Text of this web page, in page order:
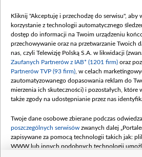
Procedura zgłoszeń
Kliknij "Akceptuję i przechodzę do serwisu", aby
korzystanie z technologii automatycznego
dostęp do informacji na Twoim urządzeniu
przechowywanie oraz na przetwarzanie Twoich
nas, czyli Telewizję Polską S.A. w likwidacji
Zaufanych Partnerów z IAB* (1201 firm) oraz
Partnerów TVP (93 firm) , w celach
zautomatyzowanego dopasowania reklam do
mierzenia ich skuteczności) i pozostałych, które
także zgody na udostępnianie przez nas
Twoje dane osobowe zbierane podczas
poszczególnych serwisów zwanych dalej
zapisywane za pomocą technologii takich jak:
WWW lub innych podobnych technologii